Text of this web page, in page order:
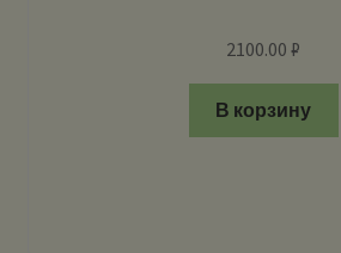
2100.00₽
В корзину